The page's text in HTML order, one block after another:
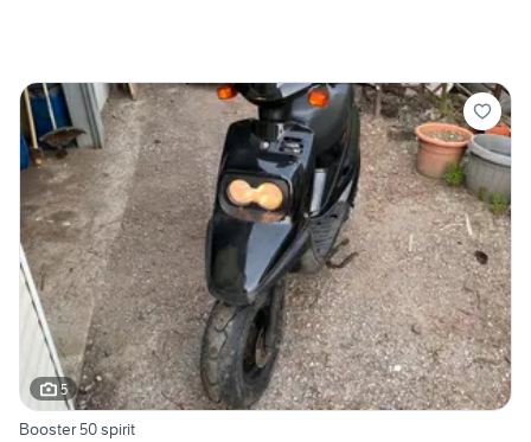
5
Booster 50 spirit